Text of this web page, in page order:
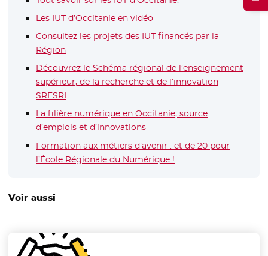
Les IUT d’Occitanie en vidéo
Consultez les projets des IUT financés par la
Région- Nouvelle fenêtre
Découvrez le Schéma régional de l’enseignement
supérieur, de la recherche et de l’innovation
SRESRI
La filière numérique en Occitanie, source
d’emplois et d’innovations
Formation aux métiers d’avenir : et de 20 pour
l’École Régionale du Numérique !
Voir aussi